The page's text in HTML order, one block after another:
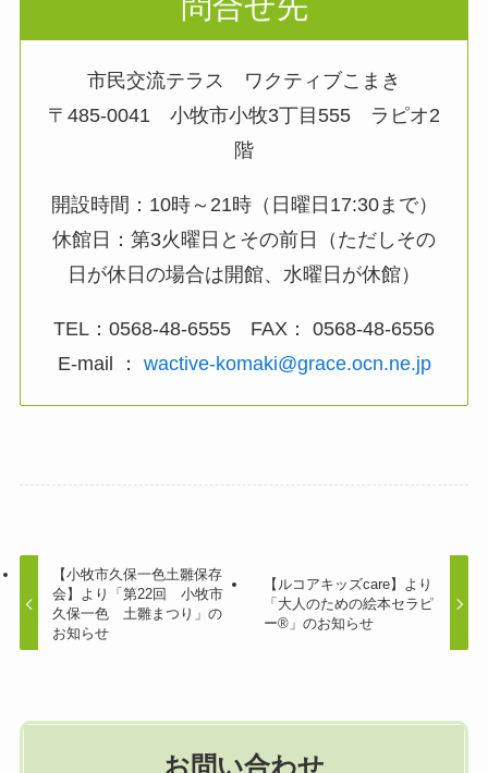
市民交流テラス ワクティブこまき
〒485-0041 小牧市小牧3丁目555 ラピオ2
階
開設時間：10時～21時（日曜日17:30まで）
休館日：第3火曜日とその前日（ただしその
日が休日の場合は開館、水曜日が休館）
TEL：0568-48-6555 FAX： 0568-48-6556
E-mail ： wactive-komaki@grace.ocn.ne.jp
【小牧市久保一色土雛保存
会】より「第22回 小牧市
久保一色 土雛まつり」の
お知らせ
【ルコアキッズcare】より
「大人のための絵本セラピ
ー®」のお知らせ
お問い合わせ